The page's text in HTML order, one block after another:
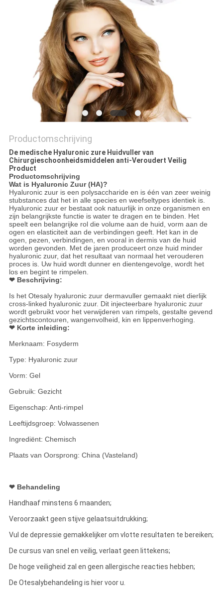
SITEMAP
PRIVACY
POLICY
Productomschrijving
De medische Hyaluronic zure Huidvuller van
Chirurgieschoonheidsmiddelen anti-Veroudert Veilig
Product
Productomschrijving
Wat is Hyaluronic Zuur (HA)?
Hyaluronic zuur is een polysaccharide en is één van zeer weinig
stubstances dat het in alle species en weefseltypes identiek is.
Hyaluronic zuur er bestaat ook natuurlijk in onze organismen en
zijn belangrijkste functie is water te dragen en te binden. Het
speelt een belangrijke rol die volume aan de huid, vorm aan de
ogen en elasticiteit aan de verbindingen geeft. Het kan in de
ogen, pezen, verbindingen, en vooral in dermis van de huid
worden gevonden. Met de jaren produceert onze huid minder
hyaluronic zuur, dat het resultaat van normaal het verouderen
proces is. Uw huid wordt dunner en dientengevolge, wordt het
los en begint te rimpelen.
❤ Beschrijving:
Is het Otesaly hyaluronic zuur dermavuller gemaakt niet dierlijk
cross-linked hyaluronic zuur. Dit injecteerbare hyaluronic zuur
wordt gebruikt voor het verwijderen van rimpels, gestalte gevend
gezichtscontouren, wangenvolheid, kin en lippenverhoging.
❤ Korte inleiding:
Merknaam: Fosyderm
Type: Hyaluronic zuur
Vorm: Gel
Gebruik: Gezicht
Eigenschap: Anti-rimpel
Leeftijdsgroep: Volwassenen
Ingrediënt: Chemisch
Plaats van Oorsprong: China (Vasteland)
❤ Behandeling
Handhaaf minstens 6 maanden;
Veroorzaakt geen stijve gelaatsuitdrukking;
Vul de depressie gemakkelijker om vlotte resultaten te bereiken;
De cursus van snel en veilig, verlaat geen littekens;
De hoge veiligheid zal en geen allergische reacties hebben;
De Otesalybehandeling is hier voor u.